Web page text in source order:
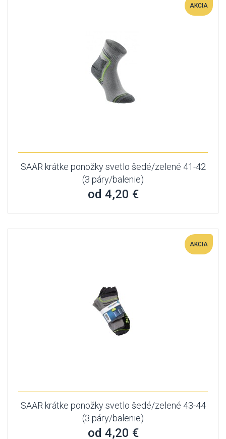
AKCIA
SAAR krátke ponožky svetlo šedé/zelené 41-42
(3 páry/balenie)
od 4,20 €
AKCIA
SAAR krátke ponožky svetlo šedé/zelené 43-44
(3 páry/balenie)
od 4,20 €